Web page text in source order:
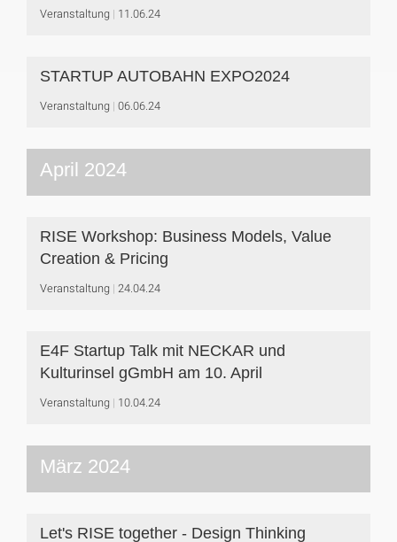
Veranstaltung 11.06.24
STARTUP AUTOBAHN EXPO2024
Veranstaltung 06.06.24
April 2024
RISE Workshop: Business Models, Value
Creation & Pricing
Veranstaltung 24.04.24
E4F Startup Talk mit NECKAR und
Kulturinsel gGmbH am 10. April
Veranstaltung 10.04.24
März 2024
Let's RISE together - Design Thinking